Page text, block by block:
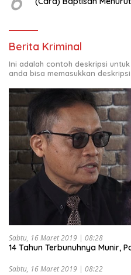
Berita Kriminal
Ini adalah contoh deskripsi
anda bisa memasukkan
Sabtu, 16 Maret 2019 | 08:28
14 Tahun Terbunuhnya Munir,
Sabtu, 16 Maret 2019 | 08:22